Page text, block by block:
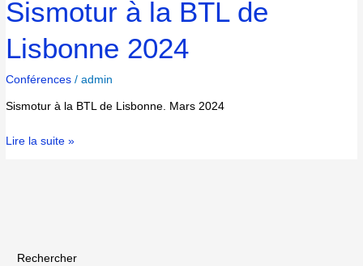
Sismotur à la BTL de
Lisbonne 2024
Conférences /admin
Sismotur à la BTL de Lisbonne. Mars 2024
Lire la suite »
Rechercher